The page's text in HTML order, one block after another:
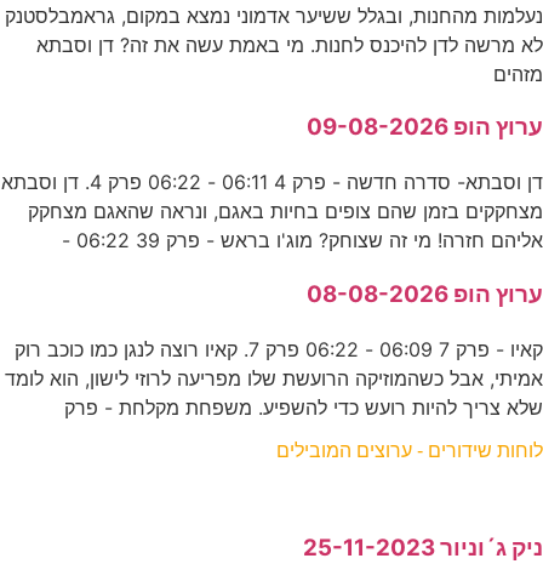
נעלמות מהחנות, ובגלל ששיער אדמוני נמצא במקום, גראמבלסטנק
לא מרשה לדן להיכנס לחנות. מי באמת עשה את זה? דן וסבתא
מזהים
ערוץ הופ 09-08-2026
דן וסבתא- סדרה חדשה - פרק 4 06:11 - 06:22 פרק 4. דן וסבתא
מצחקקים בזמן שהם צופים בחיות באגם, ונראה שהאגם מצחקק
אליהם חזרה! מי זה שצוחק? מוג'ו בראש - פרק 39 06:22 -
ערוץ הופ 08-08-2026
קאיו - פרק 7 06:09 - 06:22 פרק 7. קאיו רוצה לנגן כמו כוכב רוק
אמיתי, אבל כשהמוזיקה הרועשת שלו מפריעה לרוזי לישון, הוא לומד
שלא צריך להיות רועש כדי להשפיע. משפחת מקלחת - פרק
לוחות שידורים - ערוצים המובילים
ניק ג´וניור 25-11-2023